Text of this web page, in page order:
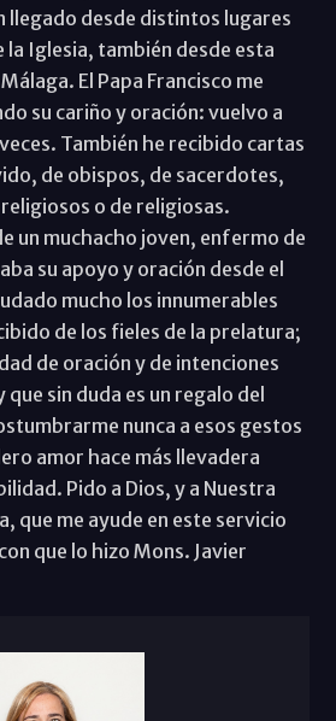
llegado desde distintos lugares
la Iglesia, también desde esta
El Papa Francisco me
su cariño y oración: vuelvo a
También he recibido cartas
de obispos, de sacerdotes,
o de religiosas.
un muchacho joven, enfermo de
su apoyo y oración desde el
mucho los innumerables
de los fieles de la prelatura;
de oración y de intenciones
que sin duda es un regalo del
nunca a esos gestos
amor hace más llevadera
Pido a Dios, y a Nuestra
que me ayude en este servicio
que lo hizo Mons. Javier